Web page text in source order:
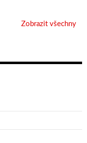
Zobrazit všechny